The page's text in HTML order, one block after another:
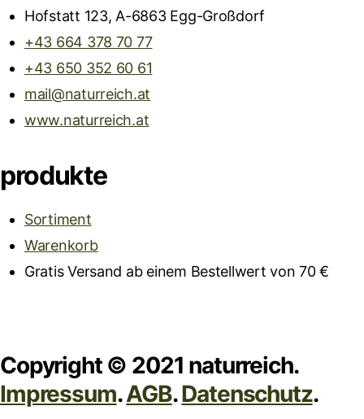
Hofstatt 123, A-6863 Egg-Großdorf
+43 664 378 70 77
+43 650 352 60 61
mail@naturreich.at
www.naturreich.at
produkte
Sortiment
Warenkorb
Gratis Versand ab einem Bestellwert von 70 €
Copyright © 2021 naturreich.
Impressum.AGB.Datenschutz.